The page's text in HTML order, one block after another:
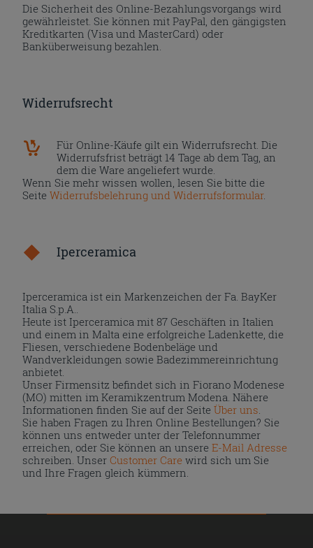
Die Sicherheit des Online-Bezahlungsvorgangs wird
gewährleistet. Sie können mit PayPal, den gängigsten
Kreditkarten (Visa und MasterCard) oder
Banküberweisung bezahlen.
Widerrufsrecht
Für Online-Käufe gilt ein Widerrufsrecht. Die
Widerrufsfrist beträgt 14 Tage ab dem Tag, an
dem die Ware angeliefert wurde.
Wenn Sie mehr wissen wollen, lesen Sie bitte die
SeiteWiderrufsbelehrung und Widerrufsformular.
Iperceramica
Iperceramica ist ein Markenzeichen der Fa. BayKer
Italia S.p.A..
Heute ist Iperceramica mit 87 Geschäften in Italien
und einem in Malta eine erfolgreiche Ladenkette, die
Fliesen, verschiedene Bodenbeläge und
Wandverkleidungen sowie Badezimmereinrichtung
anbietet.
Unser Firmensitz befindet sich in Fiorano Modenese
(MO) mitten im Keramikzentrum Modena. Nähere
Informationen finden Sie auf der Seite Über uns
Sie haben Fragen zu Ihren Online Bestellungen? Sie
können uns entweder unter der Telefonnummer
erreichen, oder Sie können an unsereE-Mail Adresse
schreiben. UnserCustomer Care wird sich um Sie
und Ihre Fragen gleich kümmern.